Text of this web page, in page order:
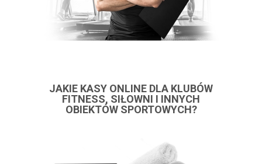
JAKIE KASY ONLINE DLA KLUBÓW
FITNESS, SIŁOWNI I INNYCH
OBIEKTÓW SPORTOWYCH?